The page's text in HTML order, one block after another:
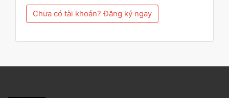
Chưa có tài khoản? Đăng ký ngay